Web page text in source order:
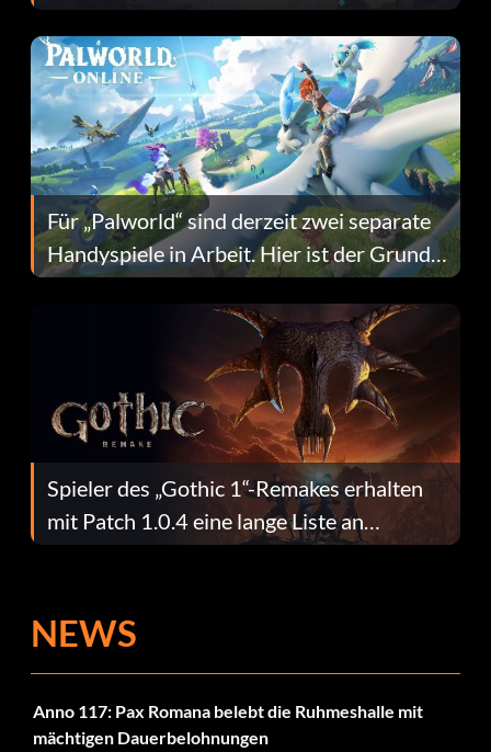
Fans Are Hopeful
Für „Palworld“ sind derzeit zwei separate
Handyspiele in Arbeit. Hier ist der Grund
dafür.
Spieler des „Gothic 1“-Remakes erhalten
mit Patch 1.0.4 eine lange Liste an
Fehlerbehebungen
NEWS
Anno 117: Pax Romana belebt die Ruhmeshalle mit
mächtigen Dauerbelohnungen